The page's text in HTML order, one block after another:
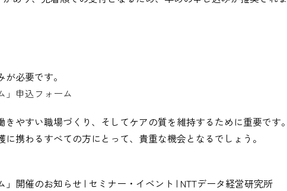
必要です。
」申込フォーム
やすい職場づくり、そしてケアの質を維持するために重要です
携わるすべての方にとって、貴重な機会となるでしょう。
」開催のお知らせ | セミナー・イベント | NTTデータ経営研究所